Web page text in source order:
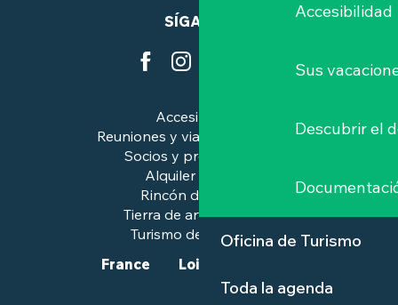
Accesibilidad
Sus
Descubrir el
Oficina de Turismo
Toda la agenda
SÍGANOS
Accesibilidad
Reuniones y viajes de negocios
Socios y profesionales
Alquiler de salas
Rincón de prensa
Tierra de arte e historia
Turismo de calidad™.
France
Loire-Atlantique